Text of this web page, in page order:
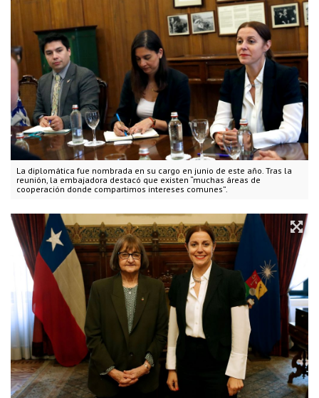
La diplomática fue nombrada en su cargo en junio de este año. Tras la
reunión, la embajadora destacó que existen “muchas áreas de
cooperación donde compartimos intereses comunes”.